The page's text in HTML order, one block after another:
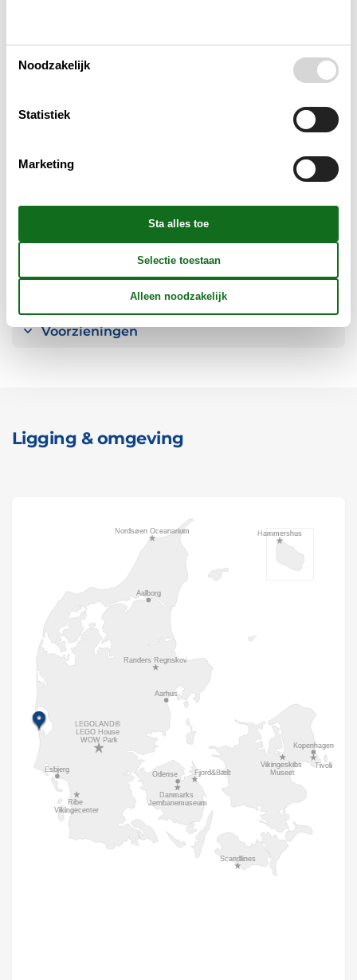
Keuken
Mini vakantie
Voorzieningen
Ligging & omgeving
Noodzakelijk
Statistiek
Marketing